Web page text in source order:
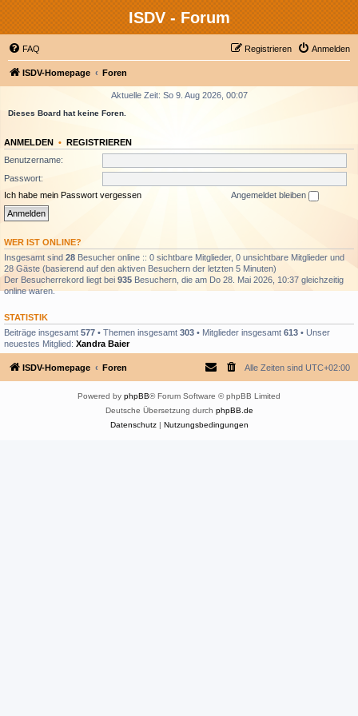
ISDV - Forum
FAQ Anmelden
Registrieren
ISDV-Homepage Foren
Aktuelle Zeit: So 9. Aug 2026, 00:07
Dieses Board hat keine Foren.
ANMELDEN • REGISTRIEREN
Benutzername:
Passwort:
Ich habe mein Passwort vergessen
Angemeldet bleiben
WER IST ONLINE?
Insgesamt sind 28 Besucher online :: 0 sichtbare Mitglieder, 0 unsichtbare Mitglieder und
28 Gäste (basierend auf den aktiven Besuchern der letzten 5 Minuten)
Der Besucherrekord liegt bei 935 Besuchern, die am Do 28. Mai 2026, 10:37 gleichzeitig
online waren.
STATISTIK
Beiträge insgesamt 577 • Themen insgesamt 303 • Mitglieder insgesamt 613 • Unser
neuestes Mitglied: Xandra Baier
ISDV-Homepage Foren Alle Zeiten sind UTC+02:00
Powered by phpBB® Forum Software © phpBB Limited
Deutsche Übersetzung durch phpBB.de
Datenschutz| Nutzungsbedingungen